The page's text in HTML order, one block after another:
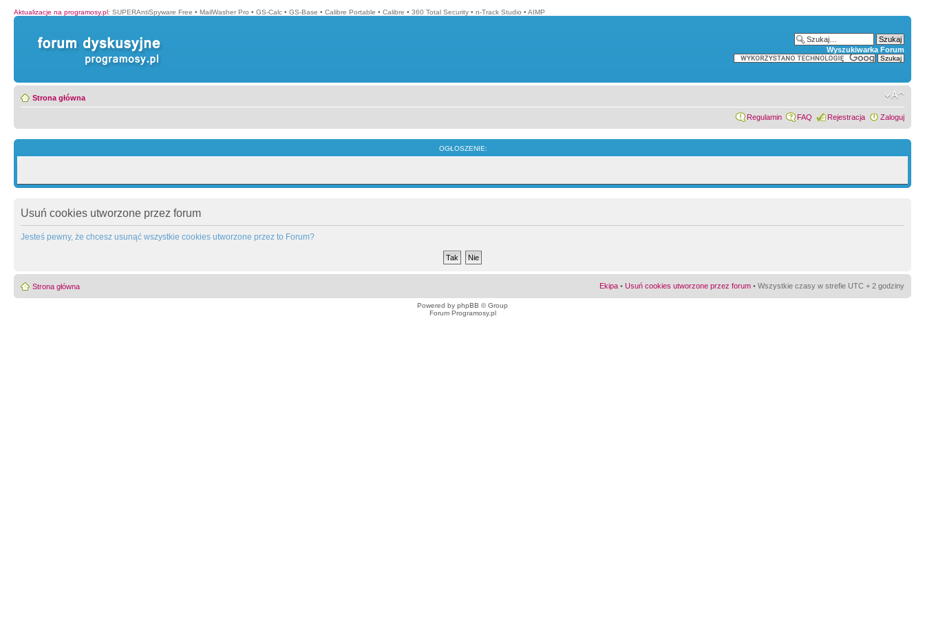
Aktualizacje na programosy.pl: SUPERAntiSpyware Free • MailWasher Pro • GS-Calc • GS-Base • Calibre Portable • Calibre • 360 Total Security • n-Track Studio • AIMP
Wyszukiwarka Forum
Strona główna
Regulamin FAQ Rejestracja Zaloguj
OGŁOSZENIE:
Usuń cookies utworzone przez forum
Jesteś pewny, że chcesz usunąć wszystkie cookies utworzone przez to Forum?
Strona główna Ekipa • Usuń cookies utworzone przez forum • Wszystkie czasy w strefie UTC + 2 godziny
Powered by phpBB © Group
Forum Programosy.pl